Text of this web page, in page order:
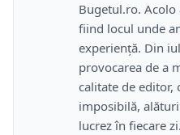
Bugetul.ro.
fiind locul unde
experiență. Din
provocarea de a
calitate de editor,
imposibilă,
lucrez în fiecare zi.